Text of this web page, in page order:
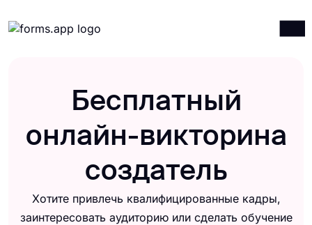
Интеграции
Ресурсы
Бесплатный
онлайн-викторина
создатель
Хотите привлечь квалифицированные кадры,
заинтересовать аудиторию или сделать обучение